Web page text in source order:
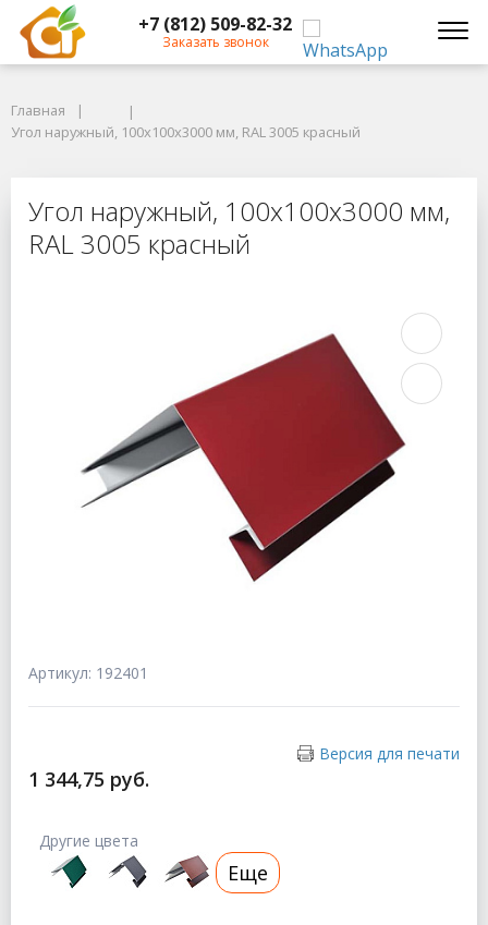
+7 (812) 509-82-32
Заказать звонок
Угол наружный, 100x100x3000 мм, RAL 3005 красный
Угол наружный, 100x100x3000 мм,
Главная
Угол наружный, 100x100x3000 мм, RAL 3005 красный
Угол наружный, 100x100x3000 мм,
RAL 3005 красный
Артикул: 192401
Версия для печати
1 344,75 руб.
Другие цвета
Еще